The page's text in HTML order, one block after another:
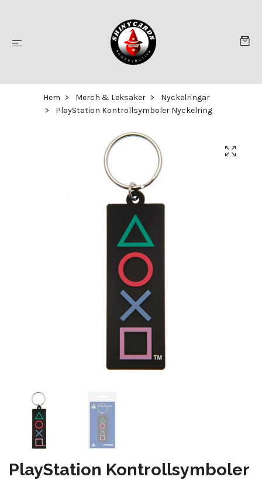
Hem Merch & Leksaker
Nyckelringar
PlayStation Kontrollsymboler Nyckelring
PlayStation Kontrollsymboler